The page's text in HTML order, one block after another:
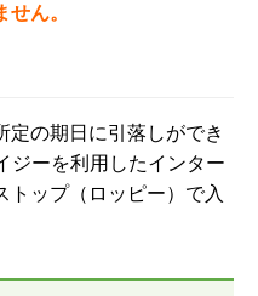
ん。
定の期日に引落しができ
ジーを利用したインター
トップ（ロッピー）で入